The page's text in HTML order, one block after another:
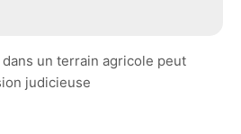
un terrain agricole peut
judicieuse